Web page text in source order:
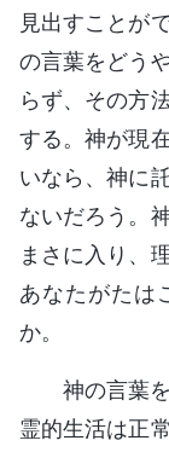
見出すことが
の言葉をどう
らず、その方
する。神が現
いなら、神に
ないだろう。
まさに入り、
あなたがたは
か。
神の言葉
霊的生活は正